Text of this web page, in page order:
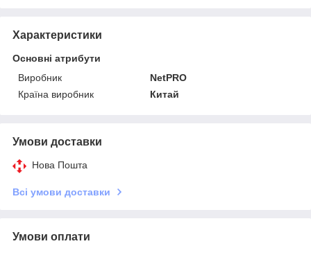
Характеристики
Основні атрибути
Виробник
NetPRO
Країна виробник
Китай
Умови доставки
Нова Пошта
Всі умови доставки
Умови оплати